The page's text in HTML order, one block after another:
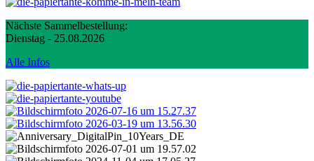
Nächste Sammelbestellung:
Dienstag - 25.08.2026
Alle Infos